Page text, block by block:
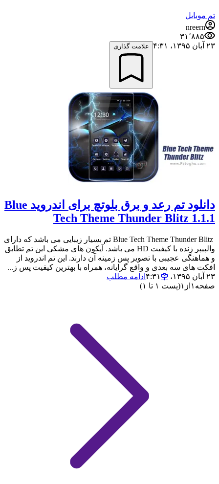
تم موبایل
nreern
۳۱٬۸۸۵
۲۳ آبان ۱۳۹۵،‏ ۴:۳۱
علامت گذاری
دانلود تم رعد و برق بلوتچ برای اندروید Blue
Tech Theme Thunder Blitz 1.1.1
Blue Tech Theme Thunder Blitz تم بسیار زیبایی می باشد که دارای
والپیپر زنده با کیفیت HD می باشد. آیکون های مشکی این تم تطابق
و هماهنگی عجیبی با تصویر پس زمینه آن دارند. این تم اندروید از
افکت های سه بعدی و واقع گرایانه، همراه با بهترین کیفیت پس ز...
۲۳ آبان ۱۳۹۵،‏ ۴:۳۱
ادامه مطلب
صفحه ۱ از ۱(پست ۱ تا ۱)